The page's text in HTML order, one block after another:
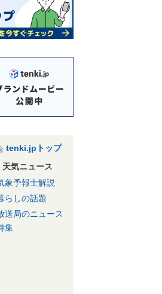
tenki.jpトップ
天気ニュース
象予報士解説
らしの話題
送局のニュース
集